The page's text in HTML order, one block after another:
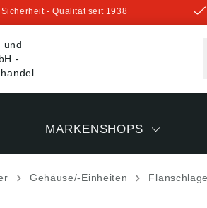
Sicherheit - Qualität seit 1938
MARKENSHOPS
Gehäuse/-Einheiten